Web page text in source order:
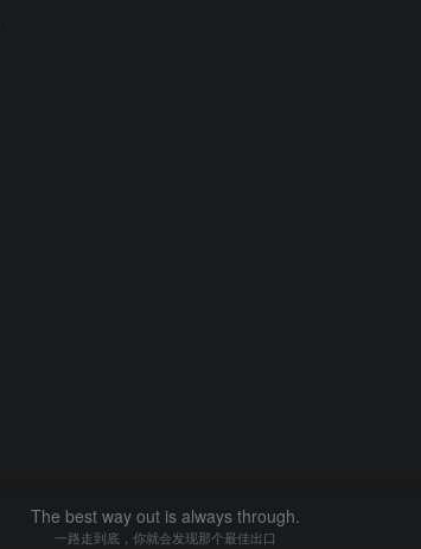
The best way out is always through.
一路走到底，你就会发现那个最佳出口